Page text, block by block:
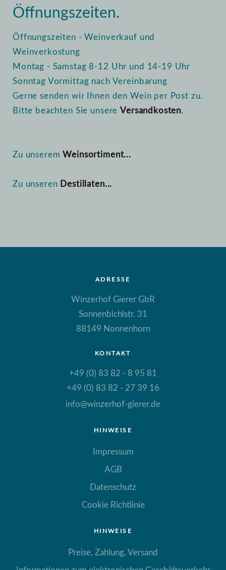
Öffnungszeiten.
Öffnungszeiten - Weinverkauf und
Weinverkostung
Montag - Samstag 8-12 Uhr und 14-19 Uhr
Sonntag Vormittag nach Vereinbarung
Gerne senden wir Ihnen den Wein per Post zu.
Bitte beachten Sie unsereVersandkosten.
Zu unseremWeinsortiment...
Zu unseren Destillaten...
ADRESSE
Winzerhof Gierer GbR
Sonnenbichlstr. 31
88149 Nonnenhorn
KONTAKT
+49 (0) 83 82 - 8 95 81
+49 (0) 83 82 - 27 39 16
info@winzerhof-gierer.de
HINWEISE
Impressum
AGB
Datenschutz
Cookie Richtlinie
HINWEISE
Preise, Zahlung, Versand